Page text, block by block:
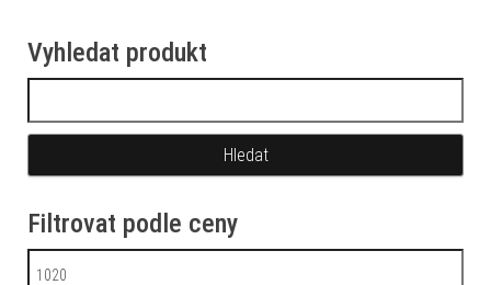
Vyhledat produkt
Filtrovat podle ceny
Minimální cena